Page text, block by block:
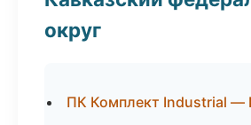
округ
ПК Комплект Industrial —